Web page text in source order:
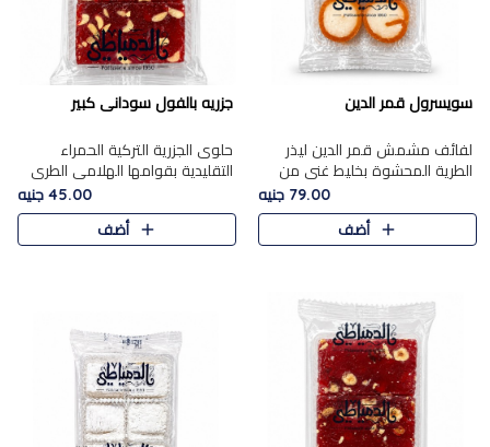
سويسرول قمر الدين
لفائف مشمش قمر الدين ليذر
الطرية المحشوة بخليط غني من
جوز الهند الأبيض والمكسرات
الفاخرة، يقدم المذاق الحلو
الطبيعي لقمر الدين و تجمع بين
79.00 جنيه
أضف
جزريه بالفول سودانى كبير
حلوى الجزرية التركية الحمراء
التقليدية بقوامها الهلامي الطري
ولونها الأحمر المميز، محشوة
بسخاء بالفول السوداني المحمص
لتمنحك توازنًا رائعًا ..
45.00 جنيه
أضف